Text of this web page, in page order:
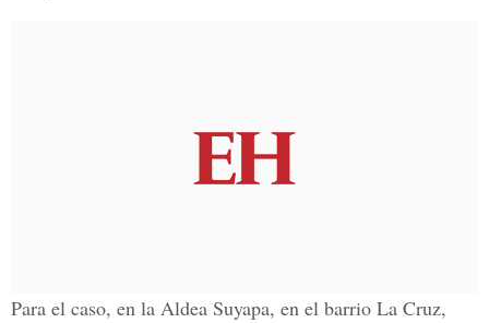
Para el caso, en la Aldea Suyapa, en el barrio La Cruz,